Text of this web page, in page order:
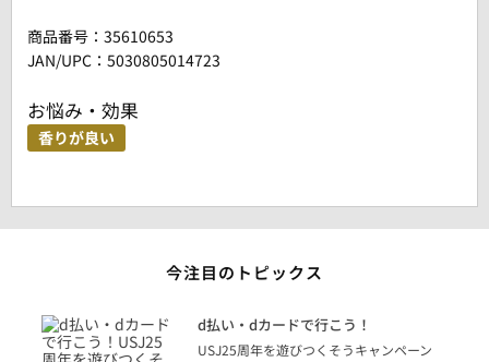
商品番号： 35610653
JAN/UPC：5030805014723
お悩み・効果
香りが良い
今注目のトピックス
d払い・dカードで行こう！
USJ25周年を遊びつくそうキャンペーン